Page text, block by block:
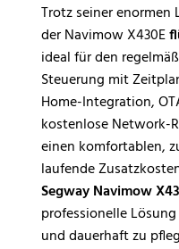
Trotz seiner
der Navimow X430E
ideal für den
Steuerung mit
Home-Integration,
kostenlose Network-
einen komfortablen,
laufende
Segway Navimow
professionelle
und dauerhaft zu